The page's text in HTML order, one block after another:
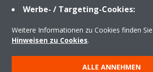
Copyright © Daikin
Werbe- / Targeting-Cookies:
Weitere Informationen zu Cookies finden
Hinweisen zu Cookies.
ALLE ANNEHMEN